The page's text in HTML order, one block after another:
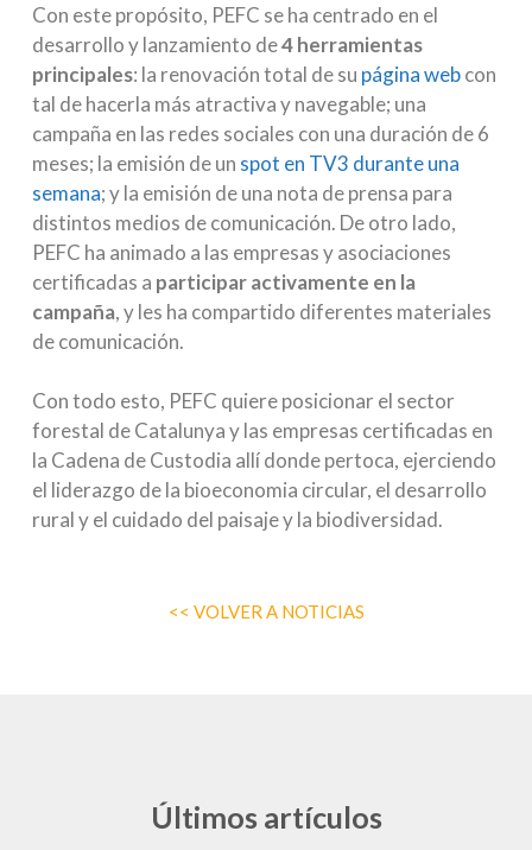
Con este propósito, PEFC se ha centrado en el
desarrollo y lanzamiento de4 herramientas
principales: la renovación total de su página webcon
tal de hacerla más atractiva y navegable; una
campaña en las redes sociales con una duración de 6
meses; la emisión de un spot en TV3 durante una
semana; y la emisión de una nota de prensa para
distintos medios de comunicación. De otro lado,
PEFC ha animado a las empresas y asociaciones
certificadas a participar activamente en la
campaña, y les ha compartido diferentes materiales
de comunicación.
Con todo esto, PEFC quiere posicionar el sector
forestal de Catalunya y las empresas certificadas en
la Cadena de Custodia allí donde pertoca, ejerciendo
el liderazgo de la bioeconomia circular, el desarrollo
rural y el cuidado del paisaje y la biodiversidad.
<< VOLVER A NOTICIAS
Últimos artículos